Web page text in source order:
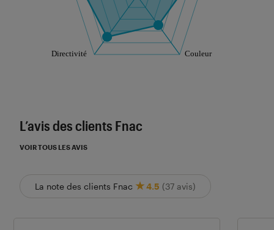
L’avis des clients Fnac
VOIR TOUS LES AVIS
La note des clients Fnac 4.5 (37 avis)